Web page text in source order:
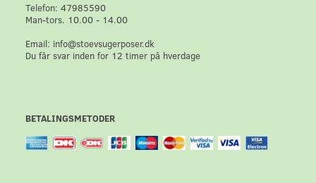
Telefon: 47985590
Man-tors. 10.00 - 14.00
Email: info@stoevsugerposer.dk
Du får svar inden for 12 timer på hverdage
BETALINGSMETODER